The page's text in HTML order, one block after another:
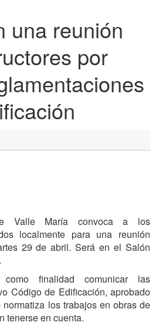
una reunión
por
Valle María convoca a los
localmente para una reunión
29 de abril. Será en el Salón
finalidad comunicar las
Código de Edificación, aprobado
los trabajos en obras de
tenerse en cuenta.